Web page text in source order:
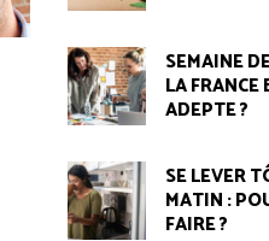
SEMAINE
LA
ADEPTE ?
SE LEVER
MATIN :
FAIRE ?